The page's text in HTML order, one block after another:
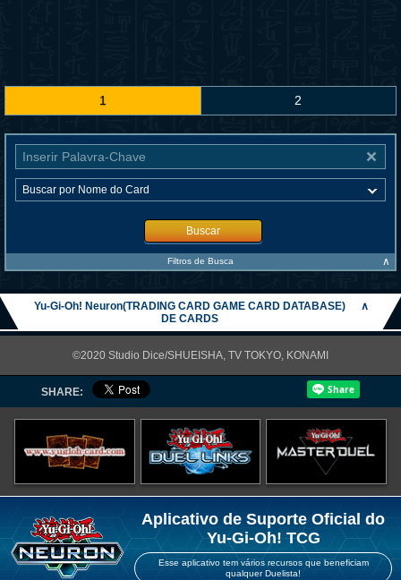
1 2
Buscar
Filtros de Busca ∧
Yu-Gi-Oh! Neuron(TRADING CARD GAME CARD DATABASE)
DE CARDS
∧
©2020 Studio Dice/SHUEISHA, TV TOKYO, KONAMI
SHARE:
Aplicativo de Suporte Oficial do
Yu-Gi-Oh! TCG
Esse aplicativo tem vários recursos que beneficiam
qualquer Duelista!